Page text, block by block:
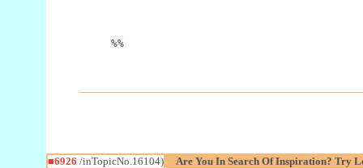
%%
■6926 /inTopicNo.16104) Are You In Search Of Inspiration? Try